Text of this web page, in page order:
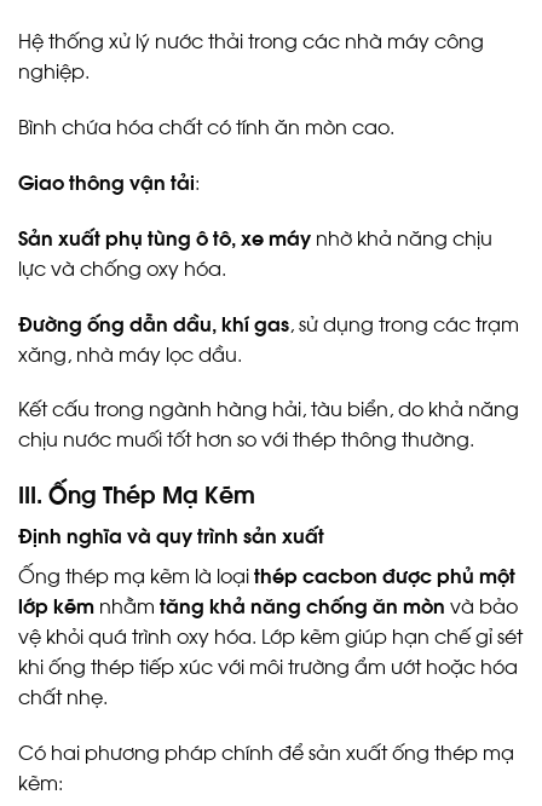
Hệ thống xử lý nước thải trong các nhà máy công
nghiệp.
Bình chứa hóa chất có tính ăn mòn cao.
Giao thông vận tải:
Sản xuất phụ tùng ô tô, xe máy nhờ khả năng chịu
lực và chống oxy hóa.
Đường ống dẫn dầu, khí gas , sử dụng trong các trạm
xăng, nhà máy lọc dầu.
Kết cấu trong ngành hàng hải, tàu biển, do khả năng
chịu nước muối tốt hơn so với thép thông thường.
III. Ống Thép Mạ Kẽm
Định nghĩa và quy trình sản xuất
Ống thép mạ kẽm là loạithép cacbon được phủ một
lớp kẽm nhằm tăng khả năng chống ăn mòn và bảo
vệ khỏi quá trình oxy hóa. Lớp kẽm giúp hạn chế gỉ sét
khi ống thép tiếp xúc với môi trường ẩm ướt hoặc hóa
chất nhẹ.
Có hai phương pháp chính để sản xuất ống thép mạ
kẽm: